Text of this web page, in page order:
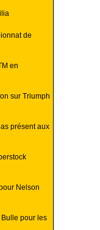
de
en
sur Triumph
présent aux
Nelson
pour les